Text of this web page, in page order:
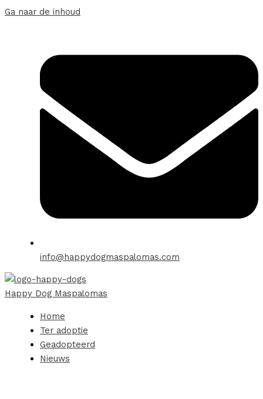
Ga naar de inhoud
info@happydogmaspalomas.com
Happy Dog Maspalomas
Home
Ter adoptie
Geadopteerd
Nieuws